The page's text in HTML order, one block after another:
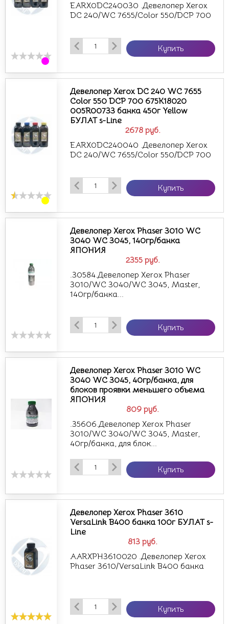
EARX0DC240030 .Девелопер Xerox
DC 240/WC 7655/Color 550/DCP 700
Купить
2678 руб.
Девелопер Xerox DC 240 WC 7655
Color 550 DCP 700 675K18020
005R00733 банка 450г Yellow
БУЛАТ s-Line
EARX0DC240040 .Девелопер Xerox
DC 240/WC 7655/Color 550/DCP 700
Купить
2355 руб.
Девелопер Xerox Phaser 3010 WC
3040 WC 3045, 140гр/банка
ЯПОНИЯ
.30584.Девелопер Xerox Phaser
3010/WC 3040/WC 3045, Master,
140гр/банка...
Купить
809 руб.
Девелопер Xerox Phaser 3010 WC
3040 WC 3045, 40гр/банка, для
блоков проявки меньшего объема
ЯПОНИЯ
.35606.Девелопер Xerox Phaser
3010/WC 3040/WC 3045, Master,
40гр/банка, для блок...
Купить
813 руб.
Девелопер Xerox Phaser 3610
VersaLink B400 банка 100г БУЛАТ s-
Line
AARXPH3610020 .Девелопер Xerox
Phaser 3610/VersaLink B400 банка
Купить